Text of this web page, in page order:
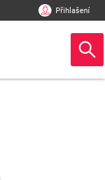
Přihlašení